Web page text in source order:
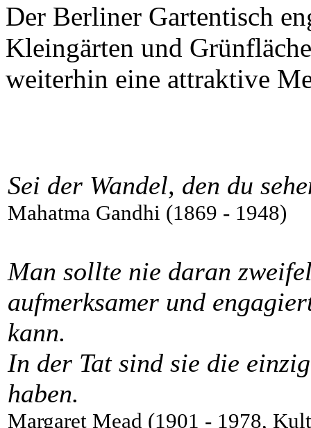
Der Berliner Gartentisch
Kleingärten und
weiterhin eine attraktive
Sei der Wandel, den du
Mahatma Gandhi (1869 - 1948)
Man sollte nie daran
aufmerksamer und
kann.
In der Tat sind sie die
haben.
Margaret Mead (1901 - 1978,